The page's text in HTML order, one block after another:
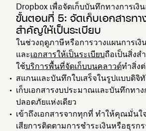
Dropbox เพื่อจัดเก็บบันทึกทางการเงิ
ขั้นตอนที่ 5: จัดเก็บเอกสารทา
สำคัญให้เป็นระเบียบ
ในช่วงฤดูภาษีหรือการวางแผนการเงิ
และเอกสารให้เป็นระเบียบถือเป็นสิ่ง
ใช้บริการพื้นที่จัดเก็บบนคลาวด์ทำสิ่ง
สแกนและบันทึกใบเสร็จในรูปแบบดิจิ
เก็บเอกสารงบประมาณและบันทึกทาง
ปลอดภัยแห่งเดียว
เข้าถึงเอกสารจากทุกที่ ทำให้คุณมั่นใ
เสียการติดตามการชำระเงินหรือธุรก